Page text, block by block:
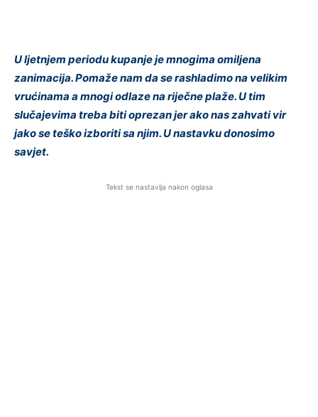
U ljetnjem periodu kupanje je mnogima omiljena
zanimacija. Pomaže nam da se rashladimo na velikim
vrućinama a mnogi odlaze na riječne plaže. U tim
slučajevima treba biti oprezan jer ako nas zahvati vir
jako se teško izboriti sa njim. U nastavku donosimo
savjet.
Tekst se nastavlja nakon oglasa